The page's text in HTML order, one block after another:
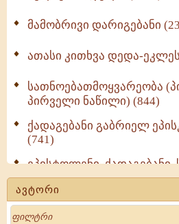
მამობრივი დარიგებანი
ათასი კითხვა დედა-
სათნოებათმოყვარეობა
პირველი ნაწილი) (844)
ქადაგებანი გაბრიელ
(741)
ეპისტოლენი, ქადაგებანი,
(723)
მოძღვრის ძალზე
მრევლისათვის (545)
ავტორი
Search